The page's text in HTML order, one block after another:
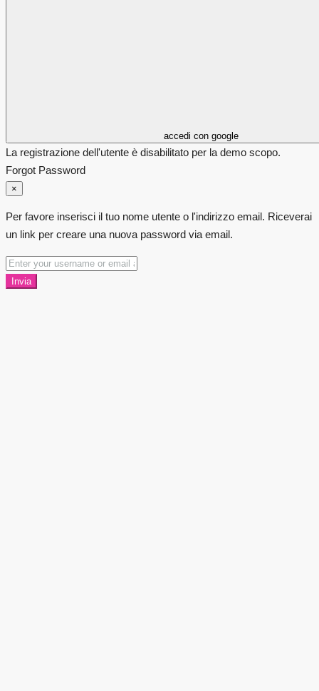
accedi con google
La registrazione dell'utente è disabilitato per la demo scopo.
Forgot Password
×
Per favore inserisci il tuo nome utente o l'indirizzo email. Riceverai
un link per creare una nuova password via email.
Invia